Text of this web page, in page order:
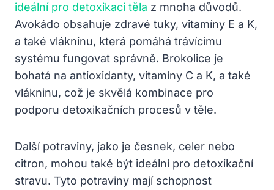
ideální pro detoxikaci těla z mnoha důvodů.
Avokádo obsahuje zdravé tuky, vitamíny E a K,
a také vlákninu, která pomáhá trávícímu
systému fungovat správně. Brokolice je
bohatá na antioxidanty, vitamíny C a K, a také
vlákninu, což je skvělá kombinace pro
podporu detoxikačních procesů v těle.
Další potraviny, jako je česnek, celer nebo
citron, mohou také být ideální pro detoxikační
stravu. Tyto potraviny mají schopnost